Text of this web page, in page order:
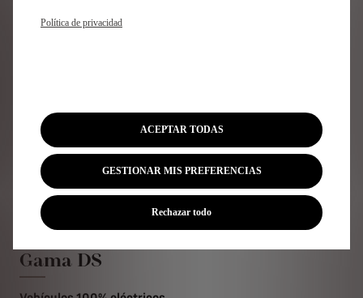
paula.bartolome@stellantis.com
Suscríbase a nuestra newsletter
Gama DS
Política de privacidad
GESTIONAR MIS PREFERENCIAS
ACEPTAR TODAS
Rechazar todo